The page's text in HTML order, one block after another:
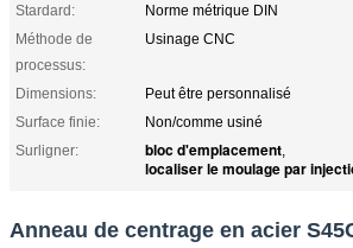
Stardard:
Norme métrique DIN
Méthode de
processus:
Usinage CNC
Dimensions:
Peut être personnalisé
Surface finie:
Non/comme usiné
Surligner:
bloc d'emplacement,
localiser le moulage par
Anneau de centrage en acier